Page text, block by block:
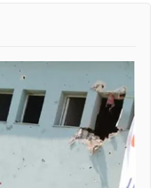
mình bằng AI